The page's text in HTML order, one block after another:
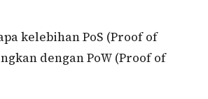
kelebihan PoS (Proof of
dengan PoW (Proof of